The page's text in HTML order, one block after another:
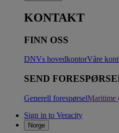
KONTAKT
FINN OSS
DNVs hovedkontorVåre
SEND
Generell forespørselMaritime
Sign in to Veracity
Norge